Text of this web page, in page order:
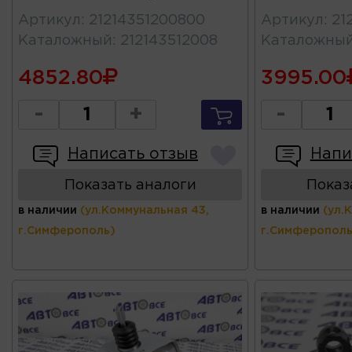
Артикул : 21214351200800
Каталожный : 212143512008
4852.80
- +
Написать отзыв
Показать аналоги
в наличии (ул.Коммунальная 43,
г.Симферополь)
Артикул :
3995.00
-
в наличии